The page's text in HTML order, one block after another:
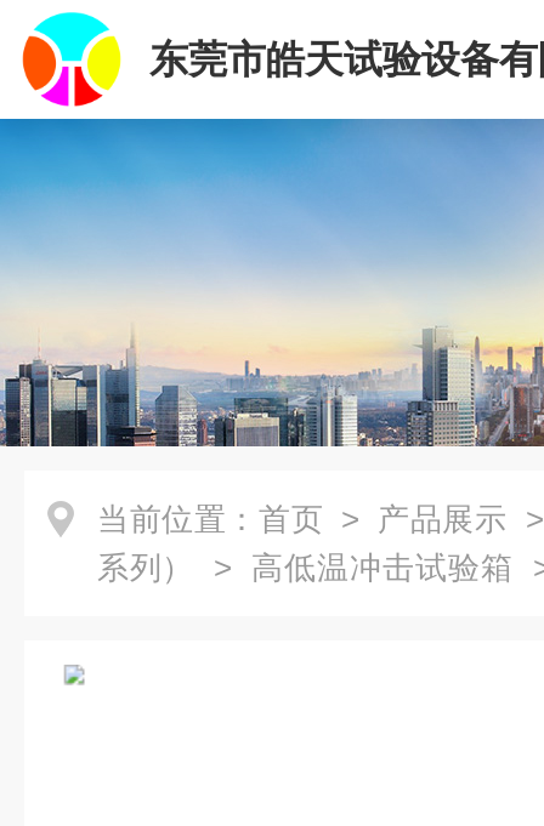
东莞市皓天试验设备
当前位置： 首页 > 产品展示
系列）
> 高低温冲击试验箱